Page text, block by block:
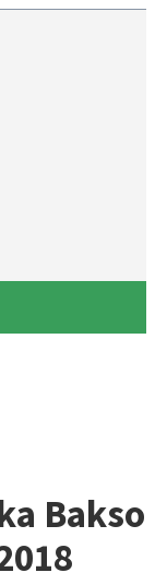
Bakso